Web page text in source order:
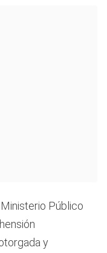
Público
y